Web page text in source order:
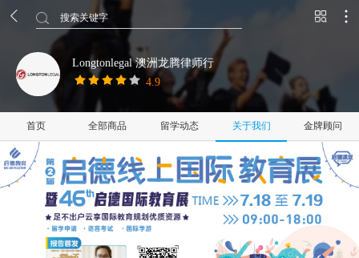
搜索关键字
Longtonlegal 澳洲龙腾律师行
4.9
首页 全部商品 留学动态 关于我们 金牌顾问